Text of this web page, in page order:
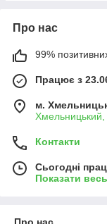
Про нас
99% позитивних
Працює з
м.
Хмельницький,
Контакти
Сьогодні
Показати
Про нас